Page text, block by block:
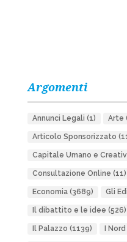
Argomenti
Annunci Legali (1) Arte
Articolo Sponsorizzato
Capitale Umano e
Consultazione Online (11)
Economia(3689) Gli
Il dibattito e le idee (526)
Il Palazzo (1139) I